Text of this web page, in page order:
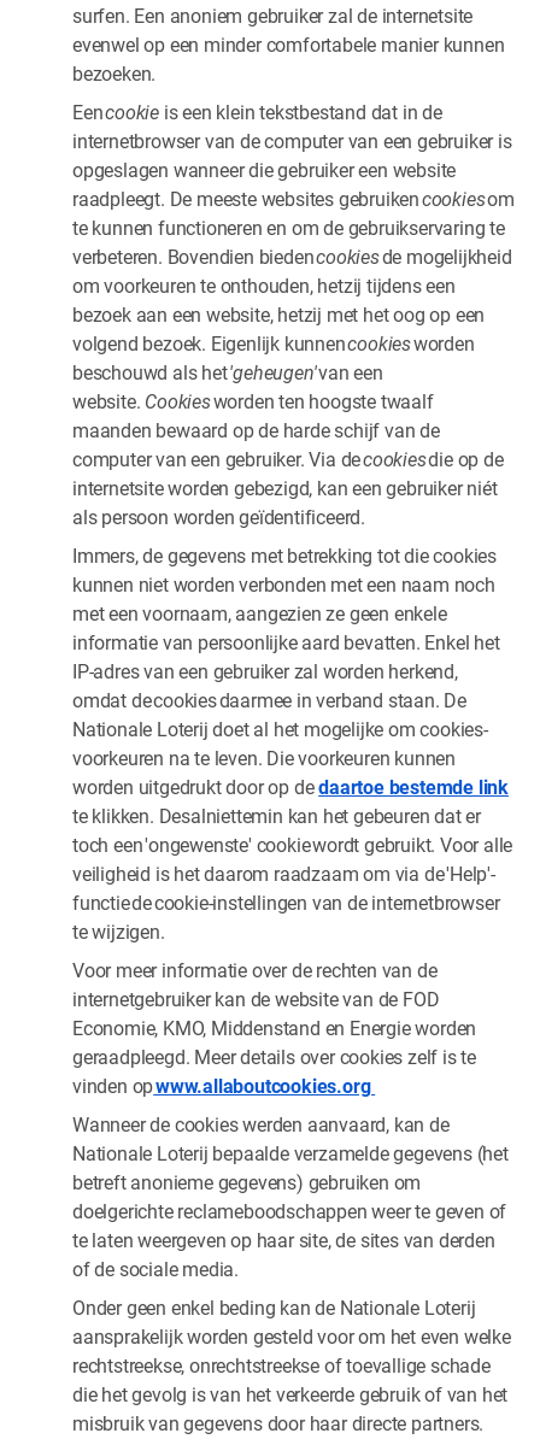
surfen. Een anoniem gebruiker zal de internetsite
evenwel op een minder comfortabele manier kunnen
bezoeken.
Eencookie is een klein tekstbestand dat in de
internetbrowser van de computer van een gebruiker is
opgeslagen wanneer die gebruiker een website
raadpleegt. De meeste websites gebruikencookiesom
te kunnen functioneren en om de gebruikservaring te
verbeteren. Bovendien biedencookiesde mogelijkheid
om voorkeuren te onthouden, hetzij tijdens een
bezoek aan een website, hetzij met het oog op een
volgend bezoek. Eigenlijk kunnencookiesworden
beschouwd als het'geheugen'van een
website. Cookiesworden ten hoogste twaalf
maanden bewaard op de harde schijf van de
computer van een gebruiker. Via decookiesdie op de
internetsite worden gebezigd, kan een gebruiker niét
als persoon worden geïdentificeerd.
Immers, de gegevens met betrekking tot die cookies
kunnen niet worden verbonden met een naam noch
met een voornaam, aangezien ze geen enkele
informatie van persoonlijke aard bevatten. Enkel het
IP-adres van een gebruiker zal worden herkend,
omdat de cookies daarmee in verband staan. De
Nationale Loterij doet al het mogelijke om cookies-
voorkeuren na te leven. Die voorkeuren kunnen
worden uitgedrukt door op dedaartoe bestemde link
te klikken. Desalniettemin kan het gebeuren dat er
toch een 'ongewenste' cookie wordt gebruikt. Voor alle
veiligheid is het daarom raadzaam om via de 'Help'-
functie de cookie-instellingen van de internetbrowser
te wijzigen.
Voor meer informatie over de rechten van de
internetgebruiker kan de website van de FOD
Economie, KMO, Middenstand en Energie worden
geraadpleegd. Meer details over cookies zelf is te
vinden opwww.allaboutcookies.org
Wanneer de cookies werden aanvaard, kan de
Nationale Loterij bepaalde verzamelde gegevens (het
betreft anonieme gegevens) gebruiken om
doelgerichte reclameboodschappen weer te geven of
te laten weergeven op haar site, de sites van derden
of de sociale media.
Onder geen enkel beding kan de Nationale Loterij
aansprakelijk worden gesteld voor om het even welke
rechtstreekse, onrechtstreekse of toevallige schade
die het gevolg is van het verkeerde gebruik of van het
misbruik van gegevens door haar directe partners.